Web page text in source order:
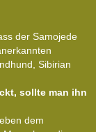
der Samojede
Sibirian
sollte man ihn
dem